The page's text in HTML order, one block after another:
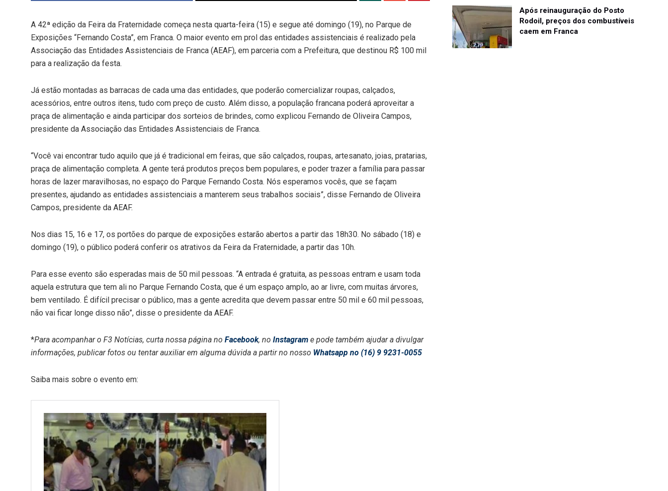
A 42ª edição da Feira da Fraternidade começa nesta quarta-feira (15) e segue até domingo (19), no Parque de
Exposições “Fernando Costa”, em Franca. O maior evento em prol das entidades assistenciais é realizado pela
Associação das Entidades Assistenciais de Franca (AEAF), em parceria com a Prefeitura, que destinou R$ 100 mil
para a realização da festa.
Já estão montadas as barracas de cada uma das entidades, que poderão comercializar roupas, calçados,
acessórios, entre outros itens, tudo com preço de custo. Além disso, a população francana poderá aproveitar a
praça de alimentação e ainda participar dos sorteios de brindes, como explicou Fernando de Oliveira Campos,
presidente da Associação das Entidades Assistenciais de Franca.
“Você vai encontrar tudo aquilo que já é tradicional em feiras, que são calçados, roupas, artesanato, joias, pratarias,
praça de alimentação completa. A gente terá produtos preços bem populares, e poder trazer a família para passar
horas de lazer maravilhosas, no espaço do Parque Fernando Costa. Nós esperamos vocês, que se façam
presentes, ajudando as entidades assistenciais a manterem seus trabalhos sociais”, disse Fernando de Oliveira
Campos, presidente da AEAF.
Nos dias 15, 16 e 17, os portões do parque de exposições estarão abertos a partir das 18h30. No sábado (18) e
domingo (19), o público poderá conferir os atrativos da Feira da Fraternidade, a partir das 10h.
Para esse evento são esperadas mais de 50 mil pessoas. “A entrada é gratuita, as pessoas entram e usam toda
aquela estrutura que tem ali no Parque Fernando Costa, que é um espaço amplo, ao ar livre, com muitas árvores,
bem ventilado. É difícil precisar o público, mas a gente acredita que devem passar entre 50 mil e 60 mil pessoas,
não vai ficar longe disso não”, disse o presidente da AEAF.
*Para acompanhar o F3 Notícias, curta nossa página no Facebook, no Instagram e pode também ajudar a divulgar
informações, publicar fotos ou tentar auxiliar em alguma dúvida a partir no nosso Whatsapp no (16) 9 9231-0055
Saiba mais sobre o evento em:
Após reinauguração do Posto
Rodoil, preços dos combustíveis
caem em Franca